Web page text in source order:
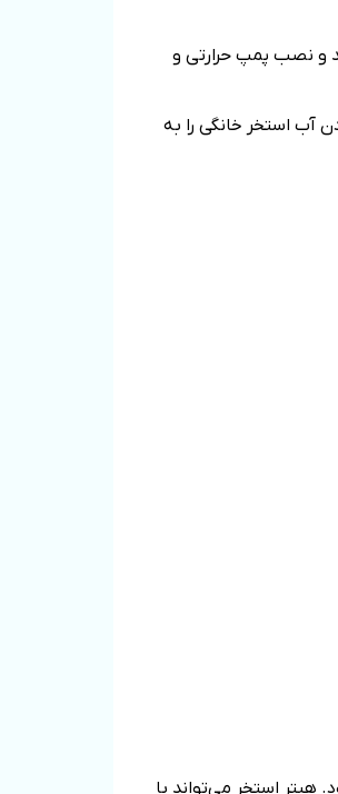
و نصب پمپ حرارتی و
آب استخر خانگی را به
هیتر استخر می‌تواند با